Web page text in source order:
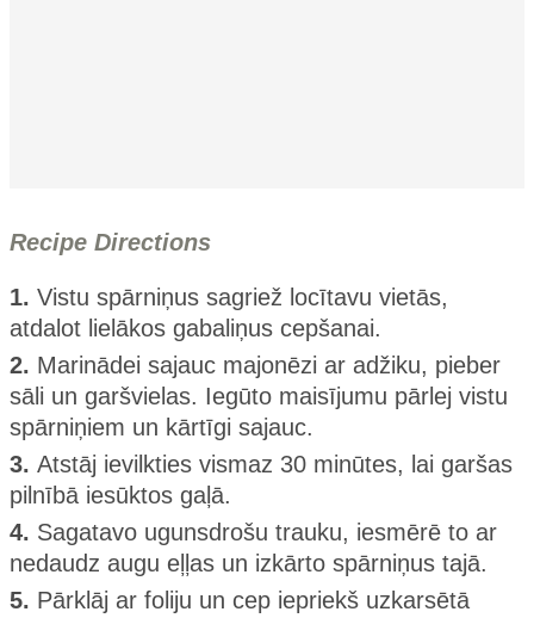
Recipe Directions
1. Vistu spārniņus sagriež locītavu vietās,
atdalot lielākos gabaliņus cepšanai.
2. Marinādei sajauc majonēzi ar adžiku, pieber
sāli un garšvielas. Iegūto maisījumu pārlej vistu
spārniņiem un kārtīgi sajauc.
3. Atstāj ievilkties vismaz 30 minūtes, lai garšas
pilnībā iesūktos gaļā.
4. Sagatavo ugunsdrošu trauku, iesmērē to ar
nedaudz augu eļļas un izkārto spārniņus tajā.
5. Pārklāj ar foliju un cep iepriekš uzkarsētā